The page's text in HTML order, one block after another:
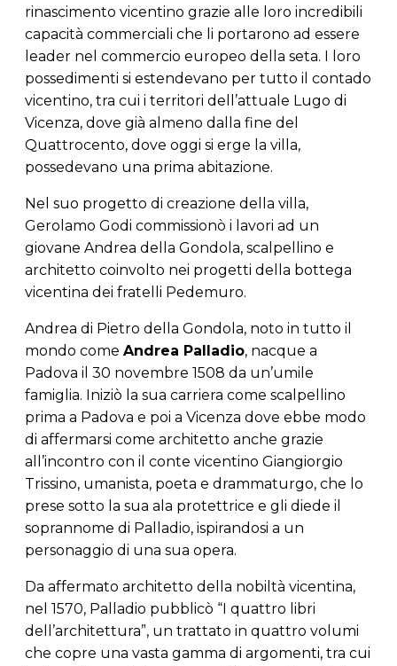
rinascimento vicentino grazie alle loro incredibili
capacità commerciali che li portarono ad essere
leader nel commercio europeo della seta. I loro
possedimenti si estendevano per tutto il contado
vicentino, tra cui i territori dell’attuale Lugo di
Vicenza, dove già almeno dalla fine del
Quattrocento, dove oggi si erge la villa,
possedevano una prima abitazione.
Nel suo progetto di creazione della villa,
Gerolamo Godi commissionò i lavori ad un
giovane Andrea della Gondola, scalpellino e
architetto coinvolto nei progetti della bottega
vicentina dei fratelli Pedemuro.
Andrea di Pietro della Gondola, noto in tutto il
mondo come Andrea Palladio, nacque a
Padova il 30 novembre 1508 da un’umile
famiglia. Iniziò la sua carriera come scalpellino
prima a Padova e poi a Vicenza dove ebbe modo
di affermarsi come architetto anche grazie
all’incontro con il conte vicentino Giangiorgio
Trissino, umanista, poeta e drammaturgo, che lo
prese sotto la sua ala protettrice e gli diede il
soprannome di Palladio, ispirandosi a un
personaggio di una sua opera.
Da affermato architetto della nobiltà vicentina,
nel 1570, Palladio pubblicò “I quattro libri
dell’architettura”, un trattato in quattro volumi
che copre una vasta gamma di argomenti, tra cui